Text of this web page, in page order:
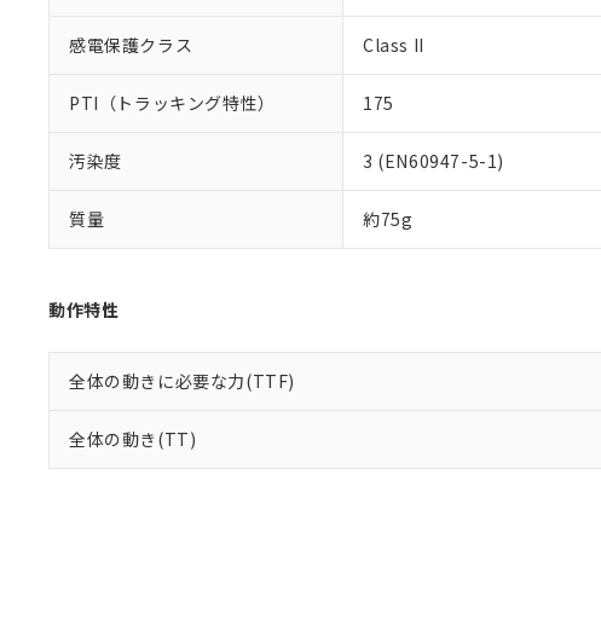
感電保護クラス Class II
PTI（トラッキング特性） 175
汚染度 3 (EN60947-5-1)
質量 約75g
動作特性
全体の動きに必要な力(TTF)
全体の動き(TT)